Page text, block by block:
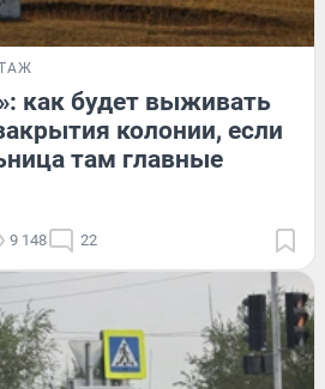
как будет выживать
колонии, если
там главные
9 148 22